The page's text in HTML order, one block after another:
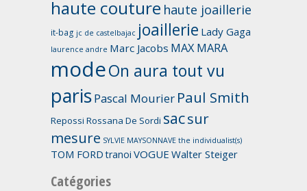
haute couture haute joaillerie
it-bag jc de castelbajac joaillerie Lady Gaga
laurence andre Marc Jacobs MAX MARA
modeOn aura tout vu
parisPascal Mourier Paul Smith
Repossi Rossana De Sordi sacsur
mesure SYLVIE MAYSONNAVE the individualist(s)
TOM FORD tranoi VOGUE Walter Steiger
Catégories